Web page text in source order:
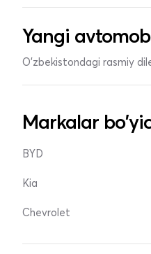
Yangi
O'zbekistondagi rasmiy
Markalar
BYD
Kia
Chevrolet